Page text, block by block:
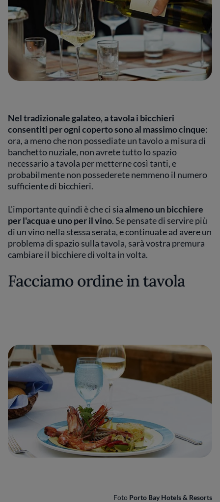
Nel tradizionale galateo, a tavola i bicchieri
consentiti per ogni coperto sono al massimo cinque:
ora, a meno che non possediate un tavolo a misura di
banchetto nuziale, non avrete tutto lo spazio
necessario a tavola per metterne così tanti, e
probabilmente non possederete nemmeno il numero
sufficiente di bicchieri.
L'importante quindi è che ci siaalmeno un bicchiere
per l'acqua e uno per il vino. Se pensate di servire più
di un vino nella stessa serata, e continuate ad avere un
problema di spazio sulla tavola, sarà vostra premura
cambiare il bicchiere di volta in volta.
Facciamo ordine in tavola
Foto Porto Bay Hotels & Resorts